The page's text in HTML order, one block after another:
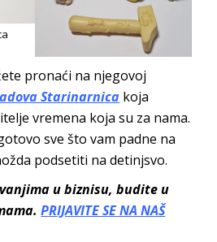
pronaći na njegovoj
Starinarnica koja
vremena koja su za nama.
sve što vam padne na
podsetiti na detinjsvo.
u biznisu, budite u
PRIJAVITE SE NA NAŠ